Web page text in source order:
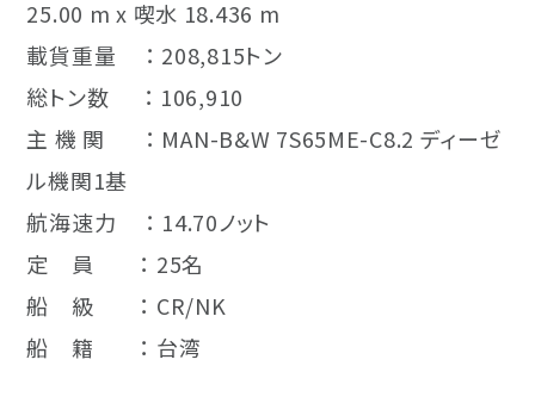
25.00 m x 喫水 18.436 m
載貨重量 ： 208,815トン
総トン数 ： 106,910
主 機 関 ： MAN-B&W 7S65ME-C8.2 ディーゼ
ル機関1基
航海速力 ： 14.70ノット
定 員 ： 25名
船 級 ： CR/NK
船 籍 ： 台湾